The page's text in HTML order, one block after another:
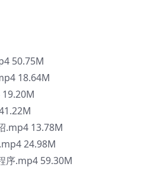
50.75M
18.64M
.mp4 13.78M
24.98M
序.mp4 59.30M